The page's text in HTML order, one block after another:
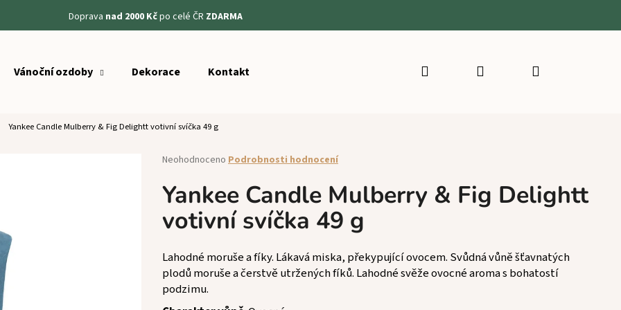
Doprava nad 2000 Kčpo celé ČR ZDARMA
Vánoční ozdoby Dekorace Kontakt Hledat PřihlášeníNákupní
Yankee Candle Mulberry & Fig Delightt votivní svíčka 49 g
Průměrné
produktu
je
z
hvězdiček.
Neohodnoceno Podrobnosti hodnocení
Yankee Candle Mulberry & Fig Delightt
votivní svíčka 49 g
Lahodné moruše a fíky. Lákavá miska, překypující ovocem. Svůdná vůně šťavnatých
plodů moruše a čerstvě utržených fíků. Lahodné svěže ovocné aroma s bohatostí
podzimu.
Co potřebujete najít?
HLEDAT